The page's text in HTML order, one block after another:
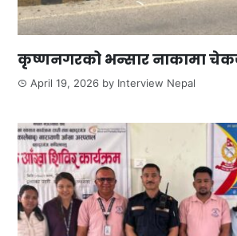
कृष्णनगरको भन्सार नाकामा
April 19, 2026 by Interview Nepal